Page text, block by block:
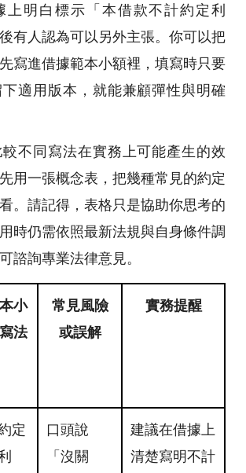
上明白標示「本借款不計約定利
有人認為可以另外主張。你可以把
寫進借據範本小額裡，填寫時只要
適用版本，就能兼顧彈性與明確
不同寫法在實務上可能產生的效
用一張概念表，把幾種常見的約定
。請記得，表格只是協助你思考的
時仍需依照最新法規與自身條件調
諮詢專業法律意見。
小
法
常見風險
或誤解
實務提醒
定
口頭說
「沒關
建議在借據上
清楚寫明不計